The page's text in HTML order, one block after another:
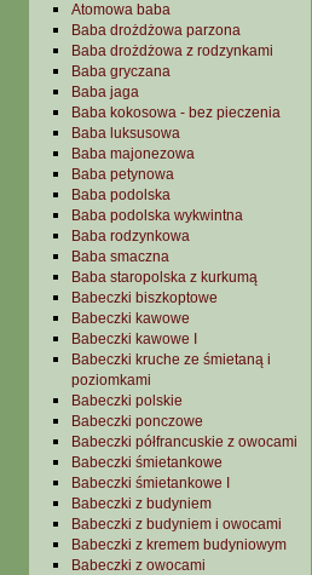
Atomowa baba
Baba drożdżowa parzona
Baba drożdżowa z rodzynkami
Baba gryczana
Baba jaga
Baba kokosowa - bez pieczenia
Baba luksusowa
Baba majonezowa
Baba petynowa
Baba podolska
Baba podolska wykwintna
Baba rodzynkowa
Baba smaczna
Baba staropolska z kurkumą
Babeczki biszkoptowe
Babeczki kawowe
Babeczki kawowe I
Babeczki kruche ze śmietaną i
poziomkami
Babeczki polskie
Babeczki ponczowe
Babeczki półfrancuskie z owocami
Babeczki śmietankowe
Babeczki śmietankowe I
Babeczki z budyniem
Babeczki z budyniem i owocami
Babeczki z kremem budyniowym
Babeczki z owocami